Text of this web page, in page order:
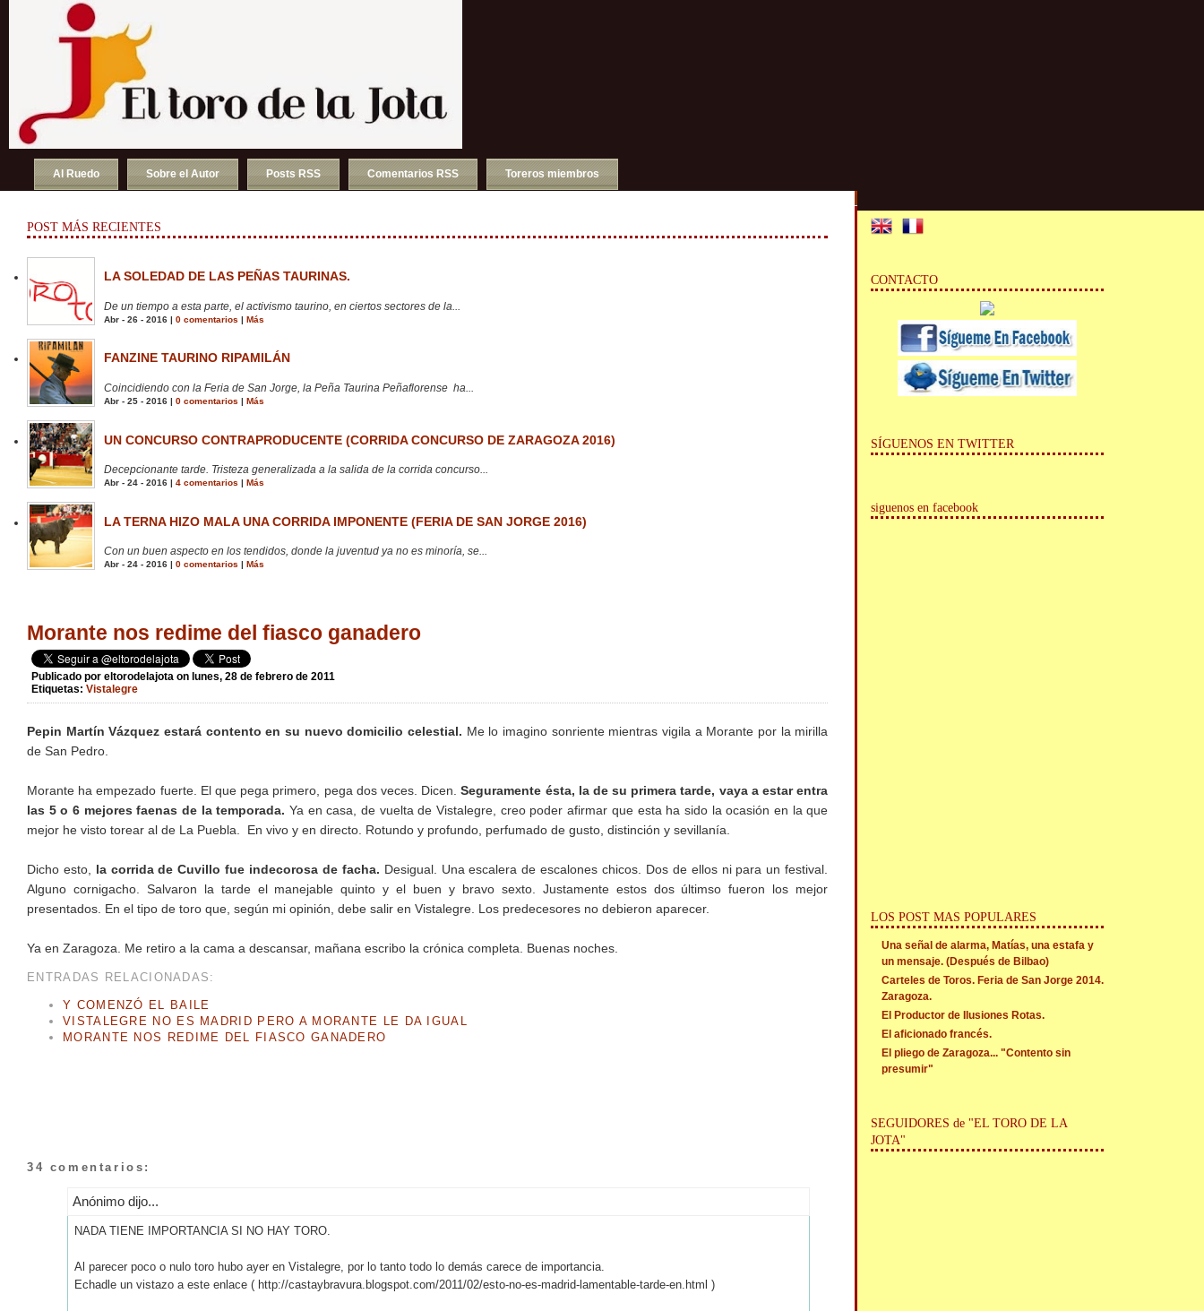
Al Ruedo Sobre el Autor Posts RSS Comentarios RSS Toreros miembros
POST MÁS RECIENTES
LA SOLEDAD DE LAS PEÑAS TAURINAS.
De un tiempo a esta parte, el activismo taurino, en ciertos sectores de la...
Abr - 26 - 2016 | 0 comentarios | Más
FANZINE TAURINO RIPAMILÁN
Coincidiendo con la Feria de San Jorge, la Peña Taurina Peñaflorense ha...
Abr - 25 - 2016 | 0 comentarios | Más
UN CONCURSO CONTRAPRODUCENTE (CORRIDA CONCURSO DE ZARAGOZA 2016)
Decepcionante tarde. Tristeza generalizada a la salida de la corrida concurso...
Abr - 24 - 2016 | 4 comentarios | Más
LA TERNA HIZO MALA UNA CORRIDA IMPONENTE (FERIA DE SAN JORGE 2016)
Con un buen aspecto en los tendidos, donde la juventud ya no es minoría, se...
Abr - 24 - 2016 | 0 comentarios Más
Morante nos redime del fiasco ganadero
Publicado por eltorodelajota on lunes, 28 de febrero de 2011
Etiquetas: Vistalegre
Pepin Martín Vázquez estará contento en su nuevo domicilio celestial. Me lo imagino sonriente mientras vigila a Morante por la mirilla
de San Pedro.
Morante ha empezado fuerte. El que pega primero, pega dos veces. Dicen.Seguramente ésta, la de su primera tarde, vaya a estar entra
las 5 o 6 mejores faenas de la temporada. Ya en casa, de vuelta de Vistalegre, creo poder afirmar que esta ha sido la ocasión en la que
mejor he visto torear al de La Puebla. En vivo y en directo. Rotundo y profundo, perfumado de gusto, distinción y sevillanía.
Dicho esto, la corrida de Cuvillo fue indecorosa de facha. Desigual. Una escalera de escalones chicos. Dos de ellos ni para un festival.
Alguno cornigacho. Salvaron la tarde el manejable quinto y el buen y bravo sexto. Justamente estos dos últimso fueron los mejor
presentados. En el tipo de toro que, según mi opinión, debe salir en Vistalegre. Los predecesores no debieron aparecer.
Ya en Zaragoza. Me retiro a la cama a descansar, mañana escribo la crónica completa. Buenas noches.
ENTRADAS RELACIONADAS:
Y COMENZÓ EL BAILE
VISTALEGRE NO ES MADRID PERO A MORANTE LE DA IGUAL
MORANTE NOS REDIME DEL FIASCO GANADERO
34 comentarios:
Anónimo dijo...
NADA TIENE IMPORTANCIA SI NO HAY TORO.
Al parecer poco o nulo toro hubo ayer en Vistalegre, por lo tanto todo lo demás carece de importancia.
Echadle un vistazo a este enlace ( http://castaybravura.blogspot.com/2011/02/esto-no-es-madrid-lamentable-tarde-en.html )
CONTACTO
SÍGUENOS EN TWITTER
siguenos en facebook
LOS POST MAS POPULARES
Una señal de alarma, Matías, una estafa y
un mensaje. (Después de Bilbao)
Carteles de Toros. Feria de San Jorge 2014.
Zaragoza.
El Productor de Ilusiones Rotas.
El aficionado francés.
El pliego de Zaragoza... "Contento sin
presumir"
SEGUIDORES de "EL TORO DE LA
JOTA"